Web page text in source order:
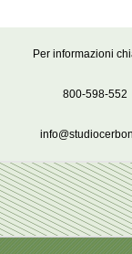
Per informazioni
800-598-552